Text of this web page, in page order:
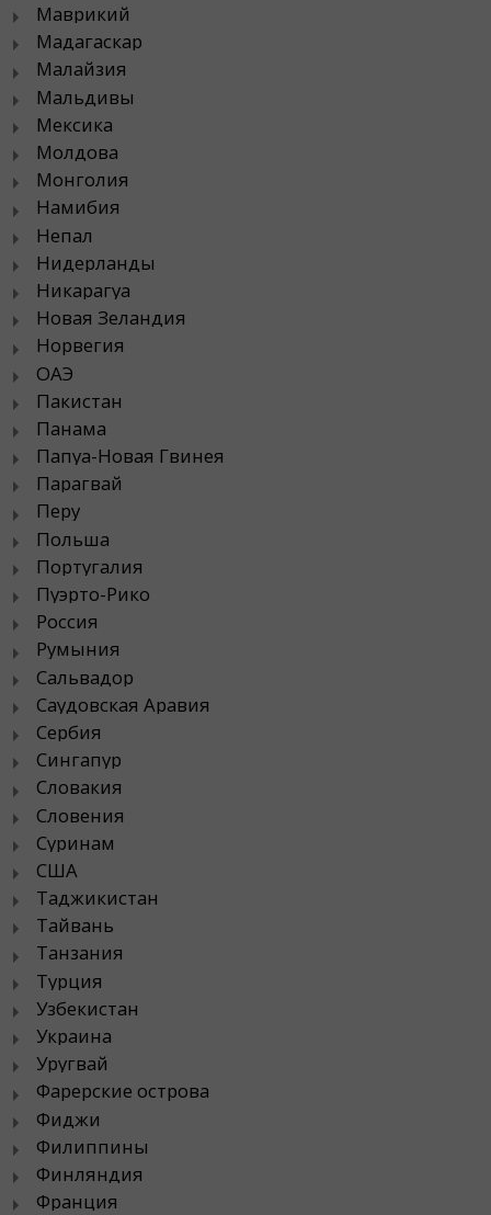
Маврикий
Мадагаскар
Малайзия
Мальдивы
Мексика
Молдова
Монголия
Намибия
Непал
Нидерланды
Никарагуа
Новая Зеландия
Норвегия
ОАЭ
Пакистан
Панама
Папуа-Новая Гвинея
Парагвай
Перу
Польша
Португалия
Пуэрто-Рико
Россия
Румыния
Сальвадор
Саудовская Аравия
Сербия
Сингапур
Словакия
Словения
Суринам
США
Таджикистан
Тайвань
Танзания
Турция
Узбекистан
Украина
Уругвай
Фарерские острова
Фиджи
Филиппины
Финляндия
Франция